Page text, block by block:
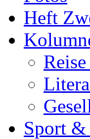
Heft
Sport &